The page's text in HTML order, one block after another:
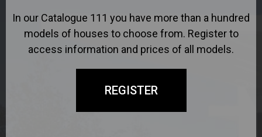
In our Catalogue 111 you have more than a hundred
models of houses to choose from. Register to
access information and prices of all models.
REGISTER